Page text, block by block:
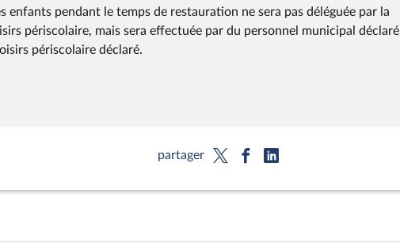
enfants pendant le temps de restauration ne sera pas déléguée par la
périscolaire, mais sera effectuée par du personnel municipal déclaré
périscolaire déclaré.
partager